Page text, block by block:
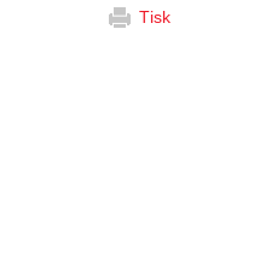
Tisk